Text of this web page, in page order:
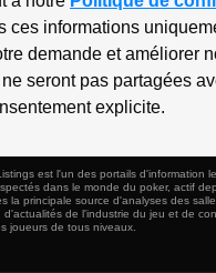
ces informations
demande et améliorer
seront pas partagées
explicite.
est l'un des portails d'information
dans le monde du poker, actif
la principale source d'analyses des
d'actualités de l'industrie du jeu et de
joueurs de tous niveaux.